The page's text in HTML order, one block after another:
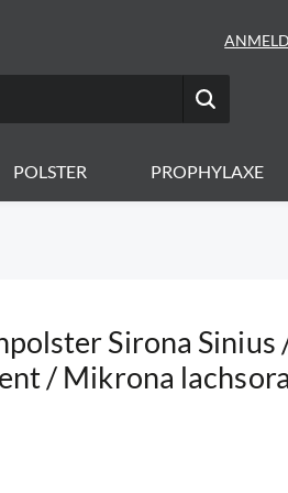
POLSTER PROPHYLAXE
Sirona Sinius
/ Mikrona